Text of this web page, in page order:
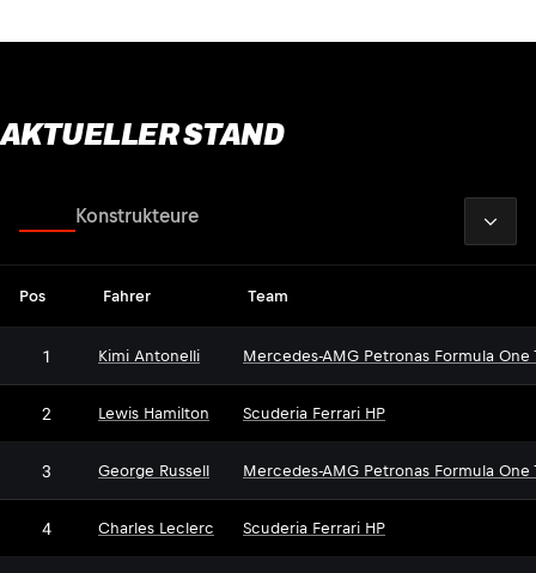
AKTUELLER STAND
Konstrukteure
Pos Fahrer Team
1 Kimi Antonelli Mercedes-AMG Petronas Formula One
2 Lewis Hamilton Scuderia Ferrari HP
3 George Russell Mercedes-AMG Petronas Formula One
4 Charles Leclerc Scuderia Ferrari HP